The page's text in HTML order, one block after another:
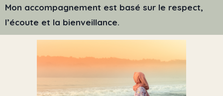
Mon accompagnement est basé sur le respect,
l’écoute et la bienveillance.